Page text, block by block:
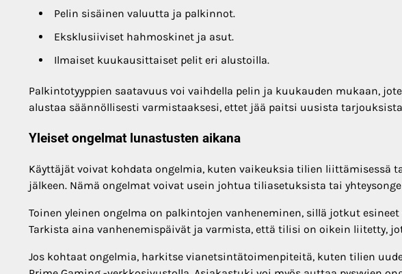
Pelin sisäinen valuutta ja palkinnot.
Eksklusiiviset hahmoskinet ja asut.
Ilmaiset kuukausittaiset pelit eri alustoilla.
Palkintotyyppien saatavuus voi vaihdella pelin ja kuukauden mukaan,
alustaa säännöllisesti varmistaaksesi, ettet jää paitsi uusista
Yleiset ongelmat lunastusten aikana
Käyttäjät voivat kohdata ongelmia, kuten vaikeuksia tilien liittämisessä
jälkeen. Nämä ongelmat voivat usein johtua tiliasetuksista tai
Toinen yleinen ongelma on palkintojen vanheneminen, sillä jotkut
Tarkista aina vanhenemispäivät ja varmista, että tilisi on oikein liitetty,
Jos kohtaat ongelmia, harkitse vianetsintätoimenpiteitä, kuten tilien